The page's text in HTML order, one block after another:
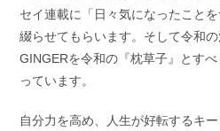
セイ連載に「日々気になったこと
綴らせてもらいます。そして令和の
GINGERを令和の『枕草子』とす
っています。
自分力を高め、人生が好転するキ